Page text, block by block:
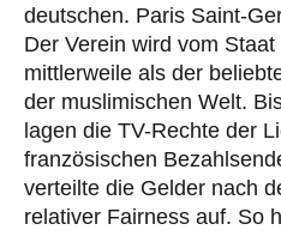
deutschen. Paris Saint-
Der Verein wird vom
mittlerweile als der
der muslimischen Welt.
lagen die TV-Rechte der
französischen
verteilte die Gelder nach
relativer Fairness auf. So